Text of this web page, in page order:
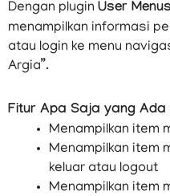
Dengan plugin User Menus
menampilkan informasi
atau login ke menu
Argia”.
Fitur Apa Saja yang Ada
Menampilkan item
Menampilkan item
keluar atau logout
Menampilkan item